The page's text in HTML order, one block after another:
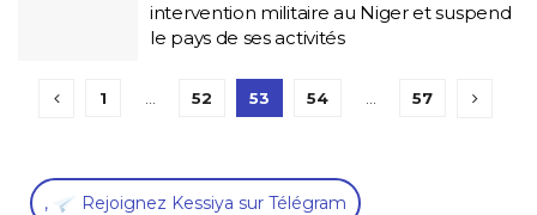
intervention militaire au Niger et suspend
le pays de ses activités
1 52 53 54 57
, Rejoignez Kessiya sur Télégram